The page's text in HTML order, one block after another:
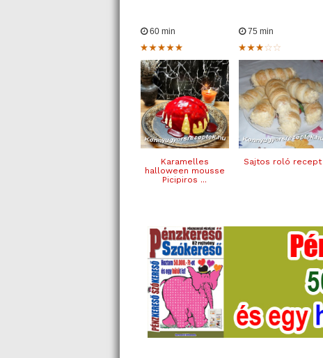
60 min
Karamelles
halloween mousse
Picipiros ...
75 min
Sajtos roló recept